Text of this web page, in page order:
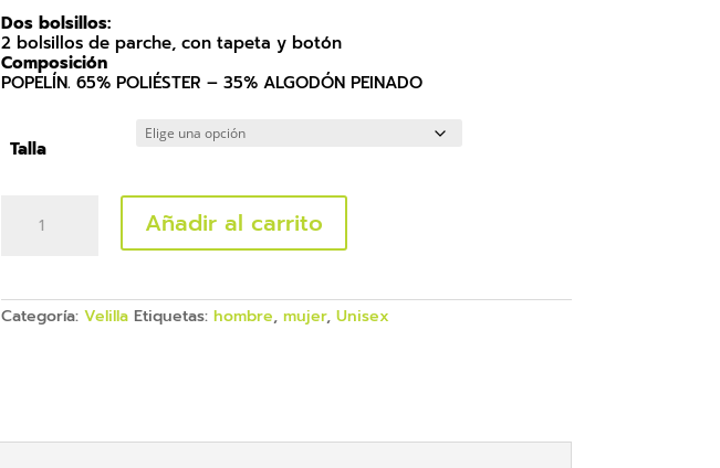
Dos bolsillos:
2 bolsillos de parche, con tapeta y botón
Composición
POPELÍN. 65% POLIÉSTER – 35% ALGODÓN PEINADO
Talla
CAMISA
cantidad
Añadir al carrito
Categoría: Velilla Etiquetas: hombre, mujer, Unisex